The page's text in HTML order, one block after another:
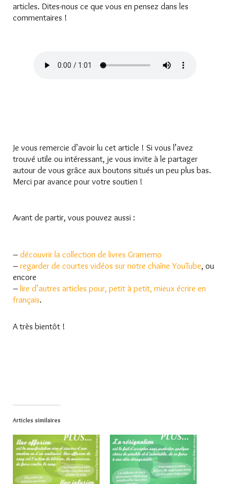
articles. Dites-nous ce que vous en pensez dans les
commentaires !
Je vous remercie d’avoir lu cet article ! Si vous l’avez
trouvé utile ou intéressant, je vous invite à le partager
autour de vous grâce aux boutons situés un peu plus bas.
Merci par avance pour votre soutien !
Avant de partir, vous pouvez aussi :
– découvrir la collection de livres Gramemo
– regarder de courtes vidéos sur notre chaîne YouTube, ou
encore
– lire d’autres articles pour, petit à petit, mieux écrire en
français.
A très bientôt !
Articles similaires